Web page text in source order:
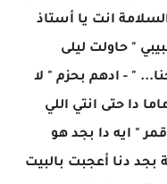
انت يا أستاذ
" حاولت ليلى
" - ادهم بحزم " لا
دا حتى انتي اللي
" ايه دا بجد هو
دنا أعجبت بالبيت